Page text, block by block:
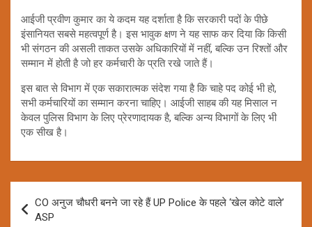
आईजी प्रवीण कुमार का ये कदम यह दर्शाता है कि सरकारी पदों के पीछे
इंसानियत सबसे महत्वपूर्ण है। इस भावुक क्षण ने यह साफ कर दिया कि किसी
भी संगठन की असली ताकत उसके अधिकारियों में नहीं, बल्कि उन रिश्तों और
सम्मान में होती है जो हर कर्मचारी के प्रति रखे जाते हैं।
इस बात से विभाग में एक सकारात्मक संदेश गया है कि चाहे पद कोई भी हो,
सभी कर्मचारियों का सम्मान करना चाहिए। आईजी साहब की यह मिसाल न
केवल पुलिस विभाग के लिए प्रेरणादायक है, बल्कि अन्य विभागों के लिए भी
एक सीख है।
navigation
CO अनुज चौधरी बनने जा रहे हैं UP Police के पहले ‘खेल कोटे वाले’
ASP